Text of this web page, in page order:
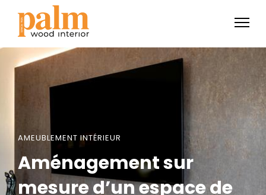
AMEUBLEMENT INTÉRIEUR
Aménagement sur
mesure d’un espace de